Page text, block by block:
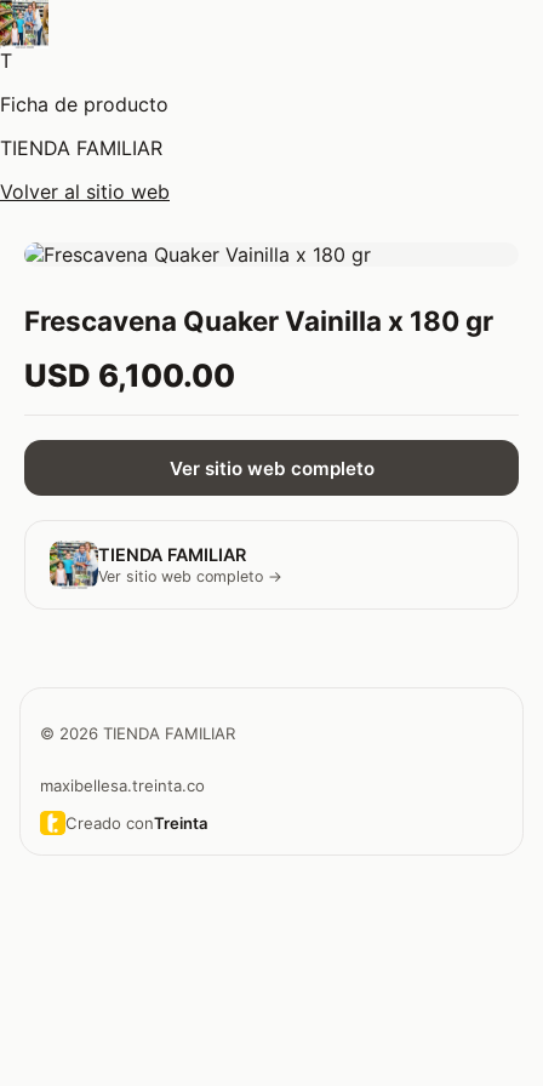
T
Ficha de producto
TIENDA FAMILIAR
Volver al sitio web
Frescavena Quaker Vainilla x 180 gr
USD 6,100.00
Ver sitio web completo
TIENDA FAMILIAR
Ver sitio web completo →
© 2026 TIENDA FAMILIAR
maxibellesa.treinta.co
Creado conTreinta